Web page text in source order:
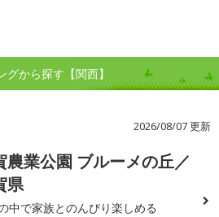
から探す【関西】
2026/08/07 更新
農業公園 ブルーメの丘／
県
中で家族とのんびり楽しめる